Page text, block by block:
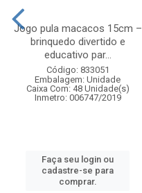
Jogo pula macacos 15cm –
brinquedo divertido e
educativo par...
Código: 833051
Embalagem: Unidade
Caixa Com: 48 Unidade(s)
Inmetro: 006747/2019
Faça seu login ou
cadastre-se para
comprar.